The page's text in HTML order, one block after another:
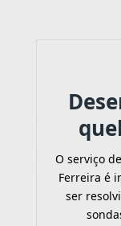
O serviço
Ferreira é
ser